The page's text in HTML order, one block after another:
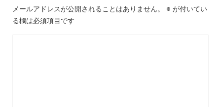
メールアドレスが公開されることはありません。 ※ が付いてい
る欄は必須項目です